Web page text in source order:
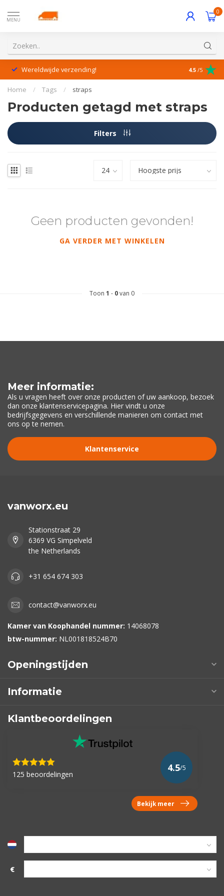
MENU
0
Wereldwijde verzending! 4.5 /5
Home / Tags / straps
Producten getagd met straps
Filters
Geen producten gevonden!
GA VERDER MET WINKELEN
Toon 1 - 0van 0
Meer informatie:
Als u vragen heeft over onze producten of uw aankoop, bezoek
dan onze klantenservicepagina. Hier vindt u onze
bedrijfsgegevens en verschillende manieren om contact met
ons op te nemen.
Klantenservice
vanworx.eu
Stationstraat 29
6369 VG Simpelveld
the Netherlands
+31 654 674 303
contact@vanworx.eu
Kamer van Koophandel nummer: 14068078
btw-nummer: NL001818524B70
Openingstijden
Informatie
Klantbeoordelingen
125 beoordelingen
4.5/5
Bekijk meer
€